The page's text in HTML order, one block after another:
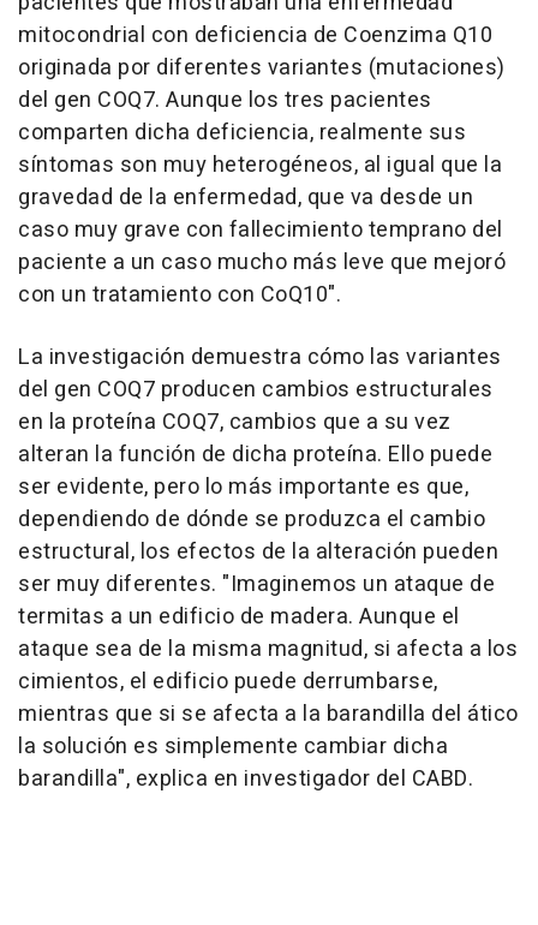
mitocondrial con deficiencia de Coenzima Q10
originada por diferentes variantes (mutaciones)
del gen COQ7. Aunque los tres pacientes
comparten dicha deficiencia, realmente sus
síntomas son muy heterogéneos, al igual que la
gravedad de la enfermedad, que va desde un
caso muy grave con fallecimiento temprano del
paciente a un caso mucho más leve que mejoró
con un tratamiento con CoQ10".
La investigación demuestra cómo las variantes
del gen COQ7 producen cambios estructurales
en la proteína COQ7, cambios que a su vez
alteran la función de dicha proteína. Ello puede
ser evidente, pero lo más importante es que,
dependiendo de dónde se produzca el cambio
estructural, los efectos de la alteración pueden
ser muy diferentes. "Imaginemos un ataque de
termitas a un edificio de madera. Aunque el
ataque sea de la misma magnitud, si afecta a los
cimientos, el edificio puede derrumbarse,
mientras que si se afecta a la barandilla del ático
la solución es simplemente cambiar dicha
barandilla", explica en investigador del CABD.